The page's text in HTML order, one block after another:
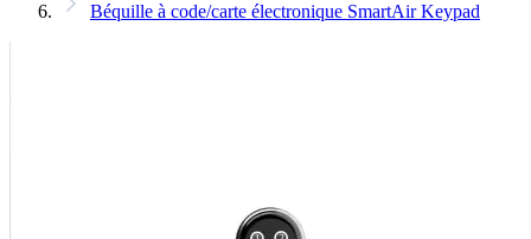
Béquille à code/carte électronique SmartAir Keypad